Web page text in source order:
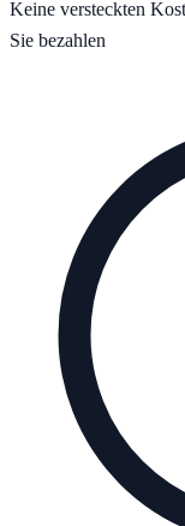
Keine versteckten
Sie bezahlen